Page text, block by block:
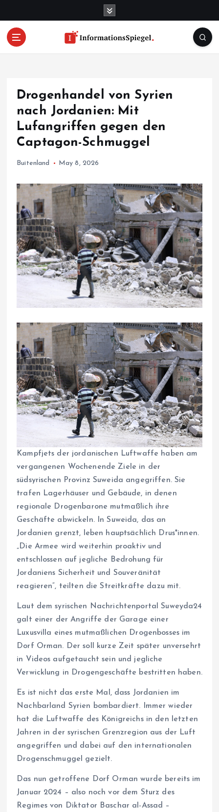
Drogenhandel von Syrien
nach Jordanien: Mit
Lufangriffen gegen den
Captagon-Schmuggel
Buitenland May 8, 2026
Kampfjets der jordanischen Luftwaffe haben am
vergangenen Wochenende Ziele in der
südsyrischen Provinz Suweida angegriffen. Sie
trafen Lagerhäuser und Gebäude, in denen
regionale Drogenbarone mutmaßlich ihre
Geschäfte abwickeln. In Suweida, das an
Jordanien grenzt, leben hauptsächlich Drus*innen.
„Die Armee wird weiterhin proaktiv und
entschlossen auf jegliche Bedrohung für
Jordaniens Sicherheit und Souveränität
reagieren“, teilten die Streitkräfte dazu mit.
Laut dem syrischen Nachrichtenportal Suweyda24
galt einer der Angriffe der Garage einer
Luxusvilla eines mutmaßlichen Drogenbosses im
Dorf Orman. Der soll kurze Zeit später unversehrt
in Videos aufgetaucht sein und jegliche
Verwicklung in Drogengeschäfte bestritten haben.
Es ist nicht das erste Mal, dass Jordanien im
Nachbarland Syrien bombardiert. Immer wieder
hat die Luftwaffe des Königreichs in den letzten
Jahren in der syrischen Grenzregion aus der Luft
angegriffen und dabei auf den internationalen
Drogenschmuggel gezielt.
Das nun getroffene Dorf Orman wurde bereits im
Januar 2024 – also noch vor dem Sturz des
Regimes von Diktator Baschar al-Assad –